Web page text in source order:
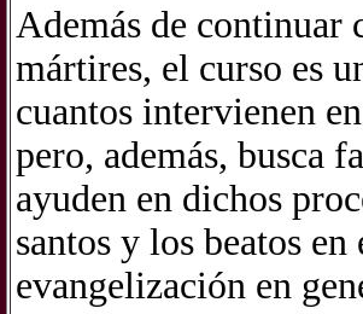
Además de continuar
mártires, el curso es
cuantos intervienen
pero, además, busca
ayuden en dichos
santos y los beatos
evangelización en